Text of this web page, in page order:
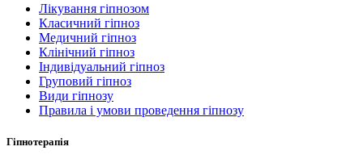
Лікування гіпнозом
Класичний гіпноз
Медичний гіпноз
Клінічний гіпноз
Індивідуальний гіпноз
Груповий гіпноз
Види гіпнозу
Правила і умови проведення гіпнозу
Гіпнотерапія